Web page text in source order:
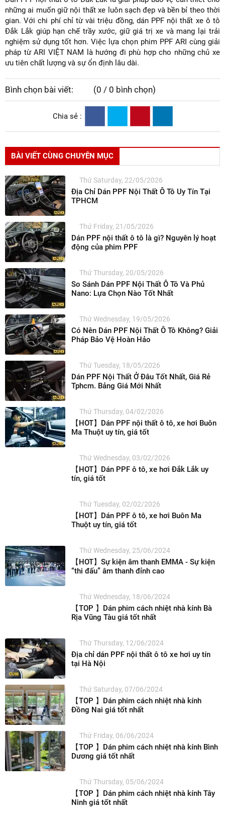
những ai muốn giữ nội thất xe luôn sạch đẹp và bền bỉ theo thời
gian. Với chi phí chỉ từ vài triệu đồng, dán PPF nội thất xe ô tô
Đắk Lắk giúp hạn chế trầy xước, giữ giá trị xe và mang lại trải
nghiệm sử dụng tốt hơn. Việc lựa chọn phim PPF ARI cùng giải
pháp từ ARI VIỆT NAM là hướng đi phù hợp cho những chủ xe
ưu tiên chất lượng và sự ổn định lâu dài.
Bình chọn bài viết: (0 / 0 bình chọn)
Chia sẻ :
BÀI VIẾT CÙNG CHUYÊN MỤC
Thứ Saturday, 22/05/2026
Địa Chỉ Dán PPF Nội Thất Ô Tô Uy Tín Tại
TPHCM
Thứ Friday, 21/05/2026
Dán PPF nội thất ô tô là gì? Nguyên lý hoạt
động của phim PPF
Thứ Thursday, 20/05/2026
So Sánh Dán PPF Nội Thất Ô Tô Và Phủ
Nano: Lựa Chọn Nào Tốt Nhất
Thứ Wednesday, 19/05/2026
Có Nên Dán PPF Nội Thất Ô Tô Không? Giải
Pháp Bảo Vệ Hoàn Hảo
Thứ Tuesday, 18/05/2026
Dán PPF Nội Thất Ở Đâu Tốt Nhất, Giá Rẻ
Tphcm. Bảng Giá Mới Nhất
Thứ Thursday, 04/02/2026
【HOT】Dán PPF nội thất ô tô, xe hơi Buôn
Ma Thuột uy tín, giá tốt
Thứ Wednesday, 03/02/2026
【HOT】Dán PPF ô tô, xe hơi Đắk Lắk uy
tín, giá tốt
Thứ Tuesday, 02/02/2026
【HOT】Dán PPF ô tô, xe hơi Buôn Ma
Thuột uy tín, giá tốt
Thứ Wednesday, 25/06/2024
【HOT】Sự kiện âm thanh EMMA - Sự kiện
“thi đấu” âm thanh đỉnh cao
Thứ Wednesday, 18/06/2024
【TOP 】Dán phim cách nhiệt nhà kính Bà
Rịa Vũng Tàu giá tốt nhất
Thứ Thursday, 12/06/2024
Địa chỉ dán PPF nội thất ô tô xe hơi uy tín
tại Hà Nội
Thứ Saturday, 07/06/2024
【TOP 】Dán phim cách nhiệt nhà kính
Đồng Nai giá tốt nhất
Thứ Friday, 06/06/2024
【TOP 】Dán phim cách nhiệt nhà kính Bình
Dương giá tốt nhất
Thứ Thursday, 05/06/2024
【TOP 】Dán phim cách nhiệt nhà kính Tây
Ninh giá tốt nhất